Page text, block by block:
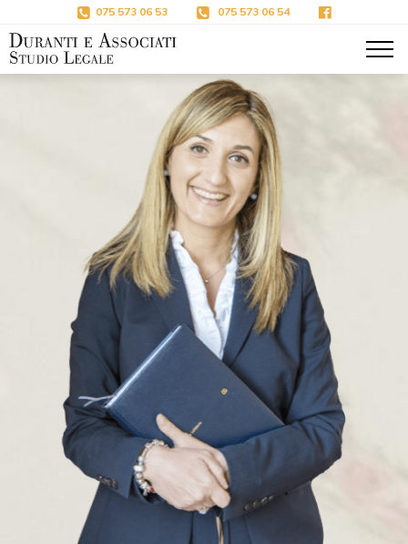
Salta al contenuto principale
075 573 06 53 075 573 06 54